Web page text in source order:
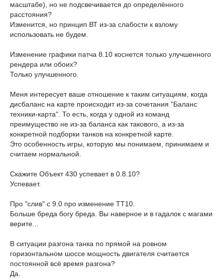
масштабе), но не подсвечивается до определённого
расстояния?
Изменится, но принцип ВТ из-за слабости к взлому
использовать не будем.
Изменение графики патча 8.10 коснется только улучшенного
рендера или обоих?
Только улучшенного.
Меня интересует ваше отношение к таким ситуациям, когда
дисбаланс на карте происходит из-за сочетания "Баланс
техники-карта". То есть, когда у одной из команд
преимущество не из-за баланса как такового, а из-за
конкретной подборки танков на конкретной карте.
Это особенность игры, которую мы понимаем, принимаем и
считаем нормальной.
Скажите Объект 430 успевает в 0.8.10?
Успевает.
Про "слив" с 9.0 про изменение ТТ10.
Больше бреда богу бреда. Вы наверное и в гадалок с магами
верите...
В ситуации разгона танка по прямой на ровном
горизонтальном шоссе мощность двигателя считается
постоянной всё время разгона?
Да.